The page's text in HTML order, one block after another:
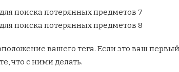
вашего тега. Если это ваш
что с ними делать.